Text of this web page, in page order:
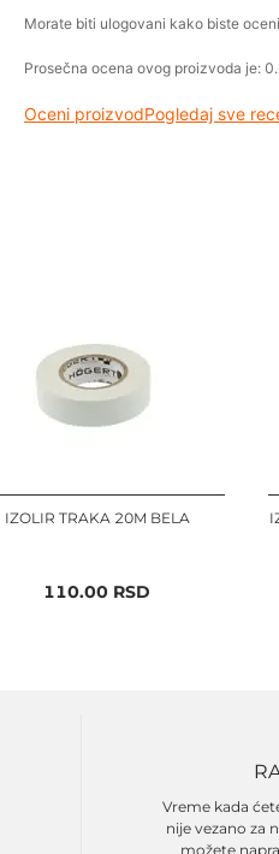
Morate biti ulogovani kako biste
Prosečna ocena ovog proizvoda je:
Oceni proizvodPogledaj sve
IZOLIR TRAKA 20M BELA
110.00 RSD
Vreme kada
nije vezano za
možete